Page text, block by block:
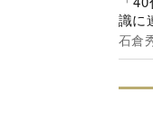
識に
石倉